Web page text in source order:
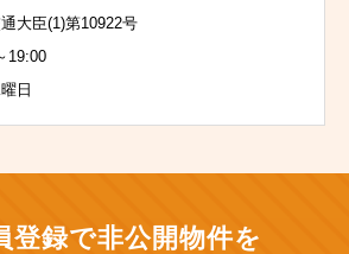
大臣(1)第10922号
19:00
日
登録で非公開物件を